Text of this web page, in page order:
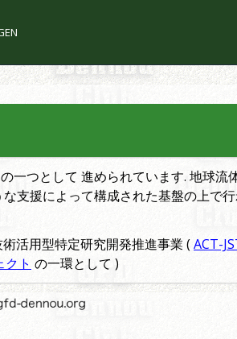
つとして 進められています. 地球流
支援によって構成された基盤の上で
活用型特定研究開発推進事業 (ACT-
ト の一環として )